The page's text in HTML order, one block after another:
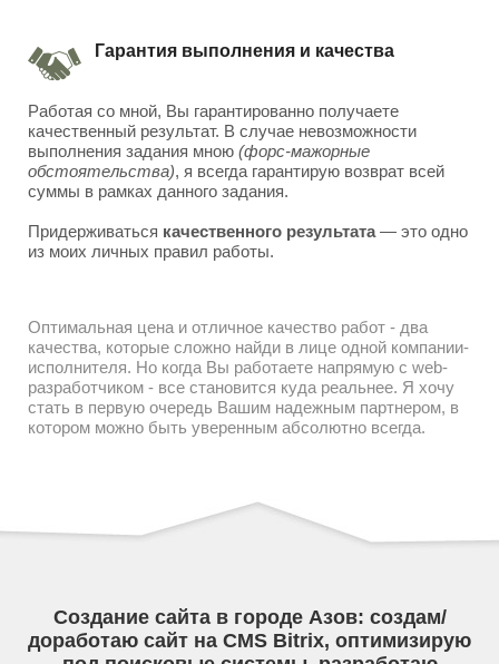
Гарантия выполнения и качества
Работая со мной, Вы гарантированно получаете
качественный результат. В случае невозможности
выполнения задания мною (форс-мажорные
обстоятельства), я всегда гарантирую возврат всей
суммы в рамках данного задания.
Придерживаться качественного результата— это одно
из моих личных правил работы.
Оптимальная цена и отличное качество работ - два
качества, которые сложно найди в лице одной компании-
исполнителя. Но когда Вы работаете напрямую с web-
разработчиком - все становится куда реальнее. Я хочу
стать в первую очередь Вашим надежным партнером, в
котором можно быть уверенным абсолютно всегда.
Создание сайта в городе Азов: создам/
доработаю сайт на CMS Bitrix, оптимизирую